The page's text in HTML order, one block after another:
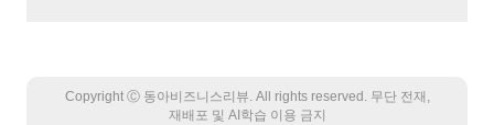
Copyright Ⓒ 동아비즈니스리뷰. All rights reserved. 무단 전재,
재배포 및 AI학습 이용 금지